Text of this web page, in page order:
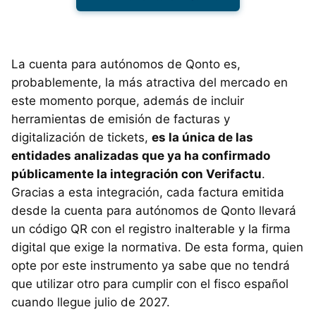
La cuenta para autónomos de Qonto es,
probablemente, la más atractiva del mercado en
este momento porque, además de incluir
herramientas de emisión de facturas y
digitalización de tickets, es la única de las
entidades analizadas que ya ha confirmado
públicamente la integración con Verifactu.
Gracias a esta integración, cada factura emitida
desde la cuenta para autónomos de Qonto llevará
un código QR con el registro inalterable y la firma
digital que exige la normativa. De esta forma, quien
opte por este instrumento ya sabe que no tendrá
que utilizar otro para cumplir con el fisco español
cuando llegue julio de 2027.